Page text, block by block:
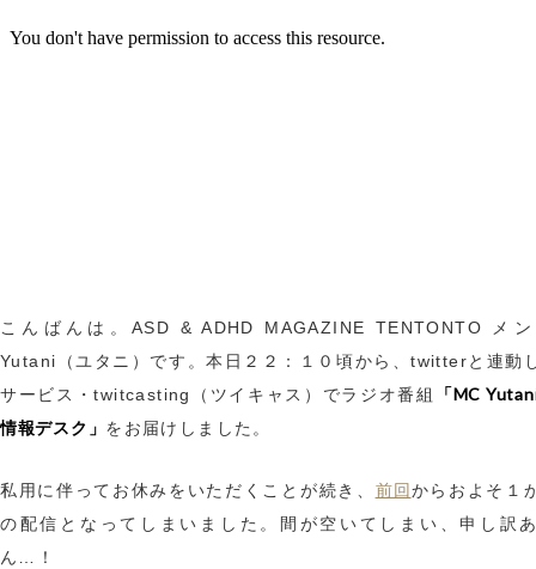
こんばんは。ASD & ADHD MAGAZINE TENTONTO メ
Yutani（ユタニ）です。本日２２：１０頃から、twitterと連動
サービス・twitcasting（ツイキャス）でラジオ番組
「MC
情報デスク」 をお届けしました。
私用に伴ってお休みをいただくことが続き、 前回からおよそ１
の配信となってしまいました。間が空いてしまい、申し訳
ん…！